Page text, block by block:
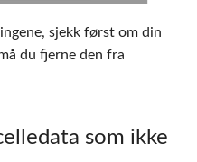
sjekk først om din
du fjerne den fra
som ikke